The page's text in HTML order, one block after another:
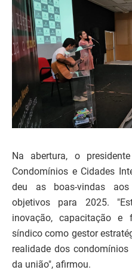
Na abertura, o
Condomínios e Cidades
deu as boas-vindas
objetivos para 2025.
inovação, capacitação e
síndico como gestor
realidade dos
da união", afirmou.